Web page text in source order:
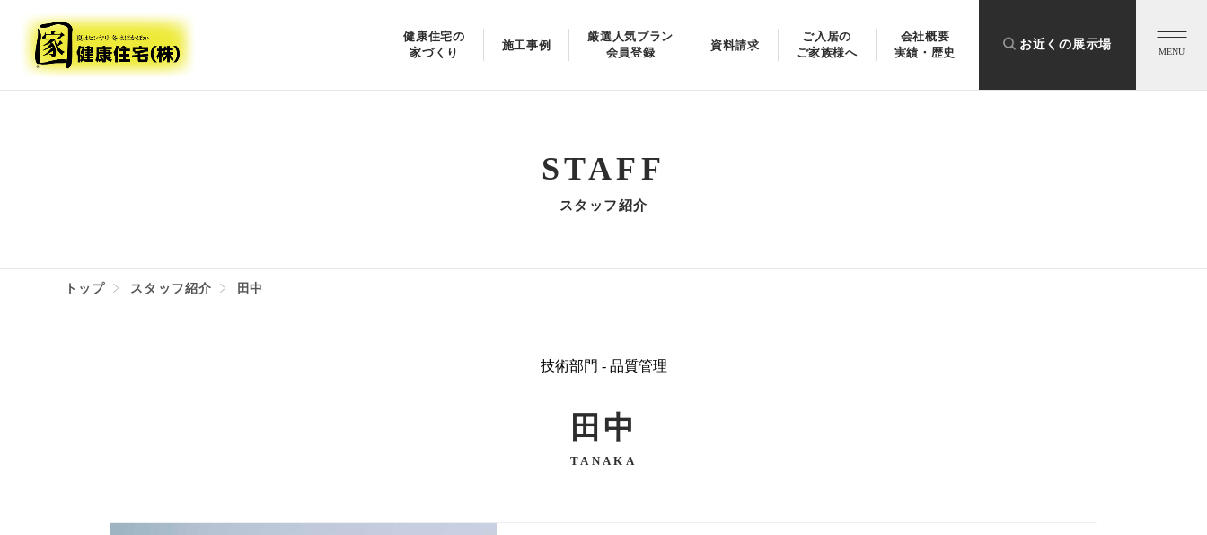
健康住宅の
家づくり
施工事例
厳選人気プラン
会員登録
資料請求
ご入居の
ご家族様へ
会社概要
実績・歴史
お近くの展示場
MENU
STAFF
スタッフ紹介
トップ スタッフ紹介 田中
技術部門 - 品質管理
田中
TANAKA